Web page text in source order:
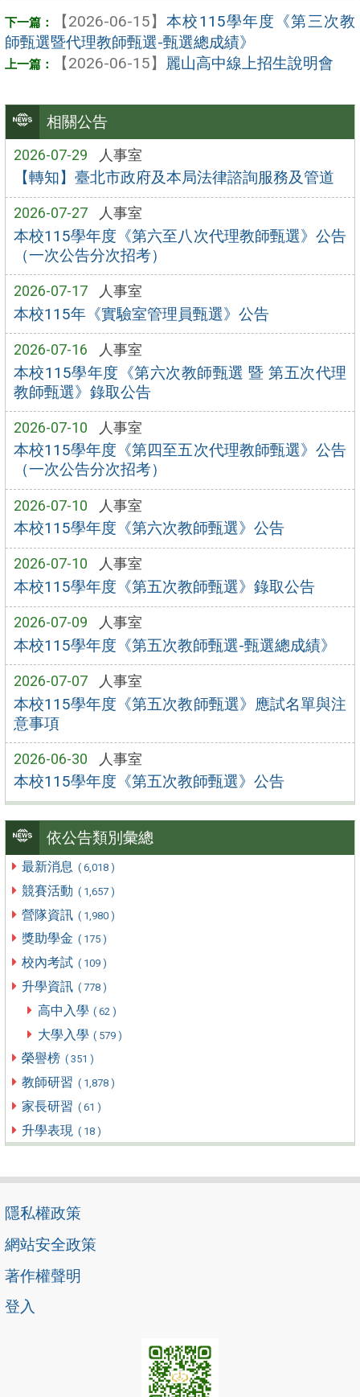
相關公告
2026-07-29 人事室
【轉知】臺北市政府及本局法律諮詢服務及管道
2026-07-27 人事室
本校115學年度《第六至八次代理教師甄選》公告
（一次公告分次招考）
2026-07-17 人事室
本校115年《實驗室管理員甄選》公告
2026-07-16 人事室
本校115學年度《第六次教師甄選 暨 第五次代理
教師甄選》錄取公告
2026-07-10 人事室
本校115學年度《第四至五次代理教師甄選》公告
（一次公告分次招考）
2026-07-10 人事室
本校115學年度《第六次教師甄選》公告
2026-07-10 人事室
本校115學年度《第五次教師甄選》錄取公告
2026-07-09 人事室
本校115學年度《第五次教師甄選-甄選總成績》
2026-07-07 人事室
本校115學年度《第五次教師甄選》應試名單與注
意事項
2026-06-30 人事室
本校115學年度《第五次教師甄選》公告
依公告類別彙總
最新消息 ( 6,018 )
競賽活動 ( 1,657 )
營隊資訊 ( 1,980 )
獎助學金 ( 175 )
校內考試 ( 109 )
升學資訊 ( 778 )
高中入學 ( 62 )
大學入學 ( 579 )
榮譽榜 ( 351 )
教師研習 ( 1,878 )
家長研習 ( 61 )
升學表現 ( 18 )
【2026-06-15】 本校115學年度《第三次教
師甄選暨代理教師甄選-甄選總成績》
【2026-06-15】 麗山高中線上招生說明會
隱私權政策
網站安全政策
著作權聲明
登入